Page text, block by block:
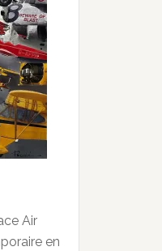
Air
en